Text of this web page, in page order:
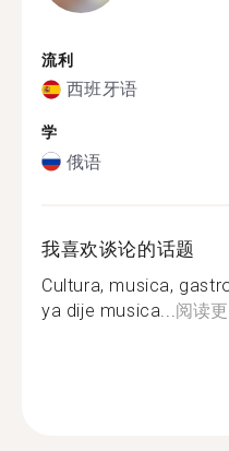
流利
西班牙语
学
俄语
我喜欢谈论的话题
Cultura, musica,
ya dije musica... 阅读